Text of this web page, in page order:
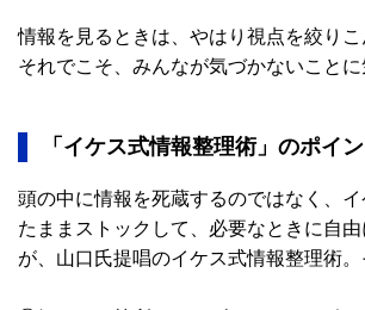
情報を見るときは、やはり視点を絞りこ
それでこそ、みんなが気づかないことに
「イケス式情報整理術」のポイ
頭の中に情報を死蔵するのではなく、
たままストックして、必要なときに自
が、山口氏提唱のイケス式情報整理術。